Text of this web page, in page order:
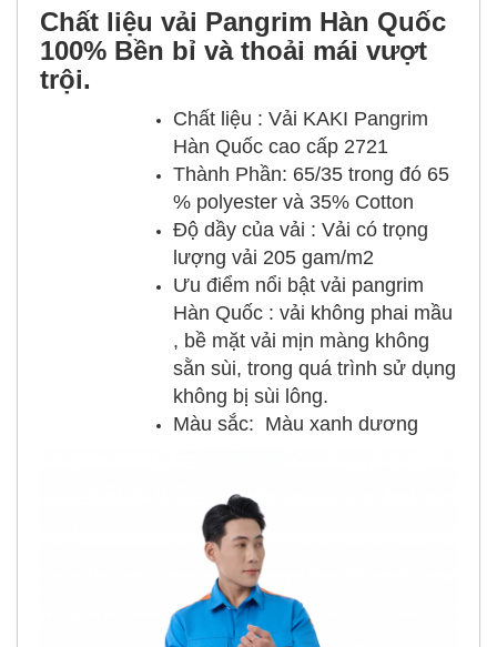
Chất liệu vải Pangrim Hàn Quốc
100% Bền bỉ và thoải mái vượt
trội.
Chất liệu : Vải KAKI Pangrim
Hàn Quốc cao cấp 2721
Thành Phần: 65/35 trong đó 65
% polyester và 35% Cotton
Độ dầy của vải : Vải có trọng
lượng vải 205 gam/m2
Ưu điểm nổi bật vải pangrim
Hàn Quốc : vải không phai mầu
, bề mặt vải mịn màng không
sằn sùi, trong quá trình sử dụng
không bị sùi lông.
Màu sắc: Màu xanh dương